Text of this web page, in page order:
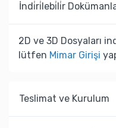
İndi̇ri̇lebi̇li̇r
2D ve 3D Dosyaları
lütfen Mimar Girişi
Teslimat ve Kurulum